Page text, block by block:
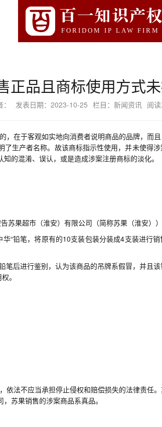
百一知识产权
FORIDOM IP LAW FIRM
正品且商标使用方式
发表日期：2023-10-25 栏目：新闻资讯 阅读
，在于客观如实地向消费者说明商品的品牌，而
生产者名称。故该商标指示性使用，并未使得
的混淆、误认，或是造成涉案注册商标的淡化。
苏果超市（淮安）有限公司 （简称苏果（淮安） ）
华“铅笔，将原有的10支装包装分装成4支装进行
后进行鉴别，认为该商品的吊牌系假冒，并且该
。
依法不应当承担停止侵权和赔偿损失的法律责任
苏果销售的涉案商品系真品。